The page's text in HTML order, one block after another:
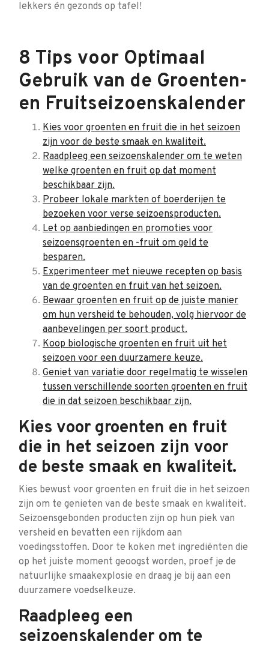
lekkers én gezonds op tafel!
8 Tips voor Optimaal
Gebruik van de Groenten-
en Fruitseizoenskalender
Kies voor groenten en fruit die in het seizoen
zijn voor de beste smaak en kwaliteit.
Raadpleeg een seizoenskalender om te weten
welke groenten en fruit op dat moment
beschikbaar zijn.
Probeer lokale markten of boerderijen te
bezoeken voor verse seizoensproducten.
Let op aanbiedingen en promoties voor
seizoensgroenten en -fruit om geld te
besparen.
Experimenteer met nieuwe recepten op basis
van de groenten en fruit van het seizoen.
Bewaar groenten en fruit op de juiste manier
om hun versheid te behouden, volg hiervoor de
aanbevelingen per soort product.
Koop biologische groenten en fruit uit het
seizoen voor een duurzamere keuze.
Geniet van variatie door regelmatig te wisselen
tussen verschillende soorten groenten en fruit
die in dat seizoen beschikbaar zijn.
Kies voor groenten en fruit
die in het seizoen zijn voor
de beste smaak en kwaliteit.
Kies bewust voor groenten en fruit die in het seizoen
zijn om te genieten van de beste smaak en kwaliteit.
Seizoensgebonden producten zijn op hun piek van
versheid en bevatten een rijkdom aan
voedingsstoffen. Door te koken met ingrediënten die
op het juiste moment geoogst worden, proef je de
natuurlijke smaakexplosie en draag je bij aan een
duurzamere voedselkeuze.
Raadpleeg een
seizoenskalender om te